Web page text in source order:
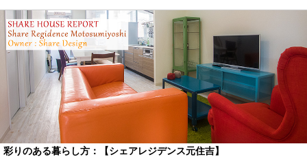
彩りのある暮らし方：【シェアレジデンス元住吉】